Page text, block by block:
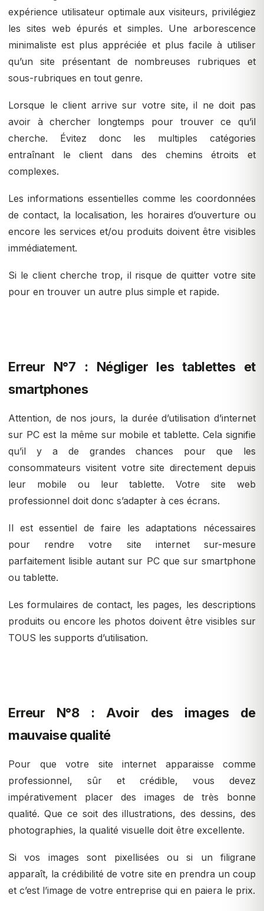
expérience utilisateur optimale aux visiteurs, privilégiez
les sites web épurés et simples. Une arborescence
minimaliste est plus appréciée et plus facile à utiliser
qu’un site présentant de nombreuses rubriques et
sous-rubriques en tout genre.
Lorsque le client arrive sur votre site, il ne doit pas
avoir à chercher longtemps pour trouver ce qu’il
cherche. Évitez donc les multiples catégories
entraînant le client dans des chemins étroits et
complexes.
Les informations essentielles comme les coordonnées
de contact, la localisation, les horaires d’ouverture ou
encore les services et/ou produits doivent être visibles
immédiatement.
Si le client cherche trop, il risque de quitter votre site
pour en trouver un autre plus simple et rapide.
Erreur N°7 : Négliger les tablettes et
smartphones
Attention, de nos jours, la durée d’utilisation d’internet
sur PC est la même sur mobile et tablette. Cela signifie
qu’il y a de grandes chances pour que les
consommateurs visitent votre site directement depuis
leur mobile ou leur tablette. Votre site web
professionnel doit donc s’adapter à ces écrans.
Il est essentiel de faire les adaptations nécessaires
pour rendre votre site internet sur-mesure
parfaitement lisible autant sur PC que sur smartphone
ou tablette.
Les formulaires de contact, les pages, les descriptions
produits ou encore les photos doivent être visibles sur
TOUS les supports d’utilisation.
Erreur N°8 : Avoir des images de
mauvaise qualité
Pour que votre site internet apparaisse comme
professionnel, sûr et crédible, vous devez
impérativement placer des images de très bonne
qualité. Que ce soit des illustrations, des dessins, des
photographies, la qualité visuelle doit être excellente.
Si vos images sont pixellisées ou si un filigrane
apparaît, la crédibilité de votre site en prendra un coup
et c’est l’image de votre entreprise qui en paiera le prix.